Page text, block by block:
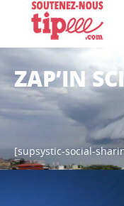
ZAP’IN
[supsystic-social-